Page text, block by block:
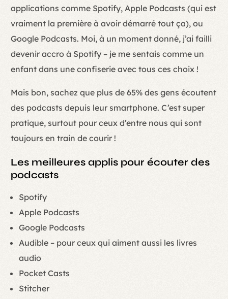
applications comme Spotify, Apple Podcasts (qui est
vraiment la première à avoir démarré tout ça), ou
Google Podcasts. Moi, à un moment donné, j’ai failli
devenir accro à Spotify – je me sentais comme un
enfant dans une confiserie avec tous ces choix !
Mais bon, sachez que plus de 65% des gens écoutent
des podcasts depuis leur smartphone. C’est super
pratique, surtout pour ceux d’entre nous qui sont
toujours en train de courir !
Les meilleures applis pour écouter des
podcasts
Spotify
Apple Podcasts
Google Podcasts
Audible – pour ceux qui aiment aussi les livres
audio
Pocket Casts
Stitcher